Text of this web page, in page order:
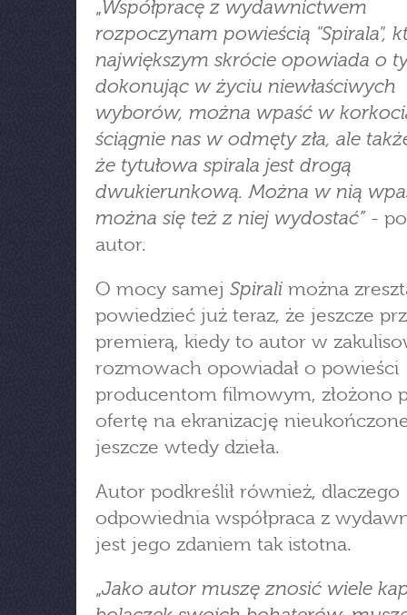
„Współpracę z wydawnictwem
rozpoczynam powieścią "Spirala",
największym skrócie opowiada o
dokonując w życiu niewłaściwych
wyborów, można wpaść w
ściągnie nas w odmęty zła, ale
że tytułowa spirala jest drogą
dwukierunkową. Można w nią
można się też z niej wydostać” -
autor.
O mocy samej Spirali można
powiedzieć już teraz, że jeszcze
premierą, kiedy to autor w
rozmowach opowiadał o powieści
producentom filmowym, złożono
ofertę na ekranizację
jeszcze wtedy dzieła.
Autor podkreślił również, dlaczego
odpowiednia współpraca z
jest jego zdaniem tak istotna.
„Jako autor muszę znosić wiele